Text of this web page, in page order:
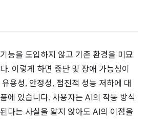
능을 도입하지 않고 기존 환경을 미묘
. 이렇게 하면 중단 및 장애 가능성이
용성, 안정성, 점진적 성능 저하에 대
에 있습니다. 사용자는 AI의 작동 방식
다는 사실을 알지 않아도 AI의 이점을